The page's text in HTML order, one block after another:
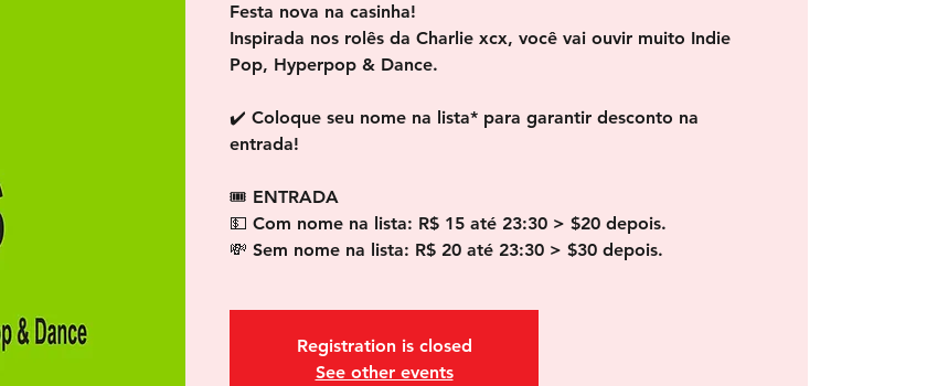
Festa nova na casinha!
Inspirada nos rolês da Charlie xcx, você vai ouvir muito Indie
Pop, Hyperpop & Dance.
✔️ Coloque seu nome na lista* para garantir desconto na
entrada!
🎟 ENTRADA
💵 Com nome na lista: R$ 15 até 23:30 > $20 depois.
💸 Sem nome na lista: R$ 20 até 23:30 > $30 depois.
Registration is closed
See other events